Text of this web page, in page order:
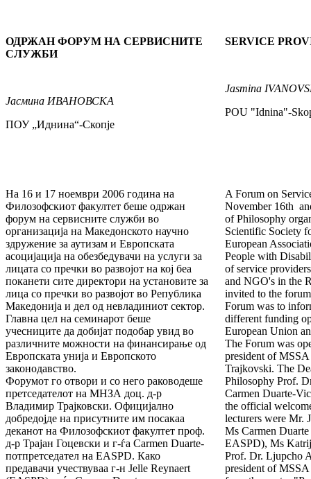
ОДРЖАН ФОРУМ НА СЕРВИСНИТЕ
СЛУЖБИ
Јасмина ИВАНОВСКА
ПОУ „Иднина“-Скопје
SERVICE
Jasmina
POU "Idnina"-
На 16 и 17 ноември 2006 година на
Филозофскиот факултет беше одржан
форум на сервисните служби во
организација на Македонското научно
здружение за аутизам и Европската
асоцијација на обезбедувачи на услуги за
лицата со пречки во развојот на кој беа
поканети сите директори на установите за
лица со пречки во развојот во Република
Македонија и дел од невладиниот сектор.
Главна цел на семинарот беше
учесниците да добијат подобар увид во
различните можности на финансирање од
Европската унија и Европското
законодавство.
Форумот го отвори и со него раководеше
претседателот на МНЗА доц. д-р
Владимир Трајковски. Официјално
добредојде на присутните им посакаа
деканот на Филозофскиот факултет проф.
д-р Трајан Гоцевски и г-ѓа Carmen Duarte-
потпретседател на EASPD. Како
предавачи учествуваа г-н Jelle Reynaert
A Forum on
November 16th
of Philosophy
Scientific Society
European
People with
of service
and NGO's in the
invited to the
Forum was to
different funding
European Union
The Forum was
president of
Trajkovski. The
Philosophy Prof.
Carmen Duarte-
the official
lecturers were Mr.
Ms Carmen
EASPD), Ms
Prof. Dr. Ljupcho
president of